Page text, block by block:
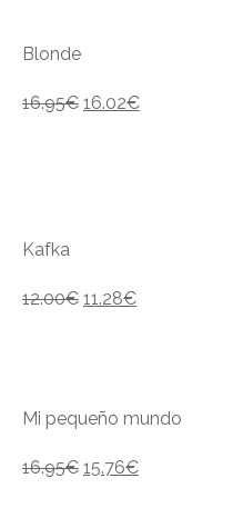
Blonde
16.95€ 16.02€
Kafka
12.00€ 11.28€
Mi pequeño mundo
16.95€ 15.76€